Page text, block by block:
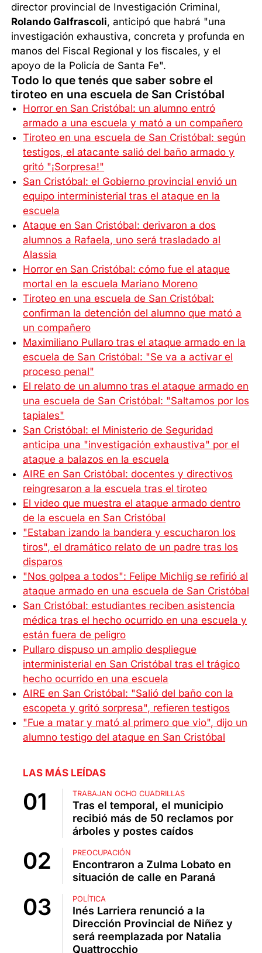
director provincial de Investigación Criminal,
Rolando Galfrascoli, anticipó que habrá "una
investigación exhaustiva, concreta y profunda en
manos del Fiscal Regional y los fiscales, y el
apoyo de la Policía de Santa Fe".
Todo lo que tenés que saber sobre el
tiroteo en una escuela de San Cristóbal
Horror en San Cristóbal: un alumno entró
armado a una escuela y mató a un compañero
Tiroteo en una escuela de San Cristóbal: según
testigos, el atacante salió del baño armado y
gritó "¡Sorpresa!"
San Cristóbal: el Gobierno provincial envió un
equipo interministerial tras el ataque en la
escuela
Ataque en San Cristóbal: derivaron a dos
alumnos a Rafaela, uno será trasladado al
Alassia
Horror en San Cristóbal: cómo fue el ataque
mortal en la escuela Mariano Moreno
Tiroteo en una escuela de San Cristóbal:
confirman la detención del alumno que mató a
un compañero
Maximiliano Pullaro tras el ataque armado en la
escuela de San Cristóbal: "Se va a activar el
proceso penal"
El relato de un alumno tras el ataque armado en
una escuela de San Cristóbal: "Saltamos por los
tapiales"
San Cristóbal: el Ministerio de Seguridad
anticipa una "investigación exhaustiva" por el
ataque a balazos en la escuela
AIRE en San Cristóbal: docentes y directivos
reingresaron a la escuela tras el tiroteo
El video que muestra el ataque armado dentro
de la escuela en San Cristóbal
"Estaban izando la bandera y escucharon los
tiros", el dramático relato de un padre tras los
disparos
"Nos golpea a todos": Felipe Michlig se refirió al
ataque armado en una escuela de San Cristóbal
San Cristóbal: estudiantes reciben asistencia
médica tras el hecho ocurrido en una escuela y
están fuera de peligro
Pullaro dispuso un amplio despliegue
interministerial en San Cristóbal tras el trágico
hecho ocurrido en una escuela
AIRE en San Cristóbal: "Salió del baño con la
escopeta y gritó sorpresa", refieren testigos
"Fue a matar y mató al primero que vio", dijo un
alumno testigo del ataque en San Cristóbal
LAS MÁS LEÍDAS
TRABAJAN OCHO CUADRILLAS
Tras el temporal, el municipio
recibió más de 50 reclamos por
árboles y postes caídos
PREOCUPACIÓN
Encontraron a Zulma Lobato en
situación de calle en Paraná
POLÍTICA
Inés Larriera renunció a la
Dirección Provincial de Niñez y
será reemplazada por Natalia
Quattrocchio